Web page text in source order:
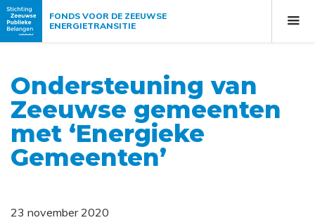
FONDS VOOR DE ZEEUWSE
ENERGIETRANSITIE
Ondersteuning van
Zeeuwse gemeenten
met ‘Energieke
Gemeenten’
23 november 2020